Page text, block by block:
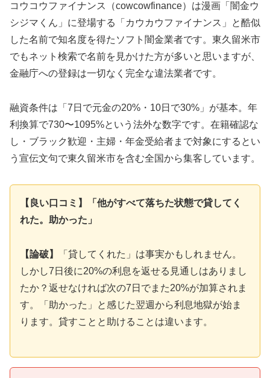
コウコウファイナンス（cowcowfinance）は漫画「闇金ウ
シジマくん」に登場する「カウカウファイナンス」と酷似
した名前で知名度を得たソフト闇金業者です。東久留米市
でもネット検索で名前を見かけた方が多いと思いますが、
金融庁への登録は一切なく完全な違法業者です。
融資条件は「7日で元金の20%・10日で30%」が基本。年
利換算で730〜1095%という法外な数字です。在籍確認な
し・ブラック歓迎・主婦・年金受給者まで対象にするとい
う宣伝文句で東久留米市を含む全国から集客しています。
【良い口コミ】「他がすべて落ちた状態で貸してく
れた。助かった」
【論破】
「貸してくれた」は事実かもしれません。
しかし7日後に20%の利息を返せる見通しはありまし
たか？返せなければ次の7日でまた20%が加算されま
す。「助かった」と感じた翌週から利息地獄が始ま
ります。貸すことと助けることは違います。